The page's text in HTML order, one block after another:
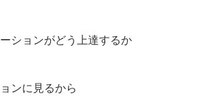
ションがどう上達するか
ンに見るから